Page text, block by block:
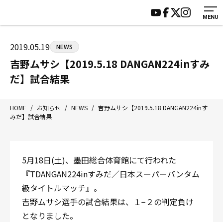
MENU
〒192-0072 東京都八王子市南町3-8 第2原嶋ビル1F
Tel/Fax：042-622-7222
営業時間：月〜土 14:00〜22:00 / 日・祝 14:00〜19:00
HOME
ジムについて
トレーニング
アマ・スパー各大会・キッズ
入会案内
見学・1日体験
施設紹介
会員様の声
サポーター募集
2019.05.19 NEWS
吉野ムサシ【2019.5.18 DANGAN224inすみ
だ】試合結果
HOME / お知らせ / NEWS / 吉野ムサシ【2019.5.18 DANGAN224inす
みだ】試合結果
5月18日(土)、墨田総合体育館にて行われた
『TDANGAN224inすみだ／日本スーパーバンタム
級タイトルマッチ』。
吉野ムサシ選手の試合結果は、１−２の判定負け
となりました。